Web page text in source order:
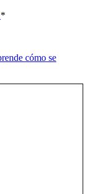
*
cómo se